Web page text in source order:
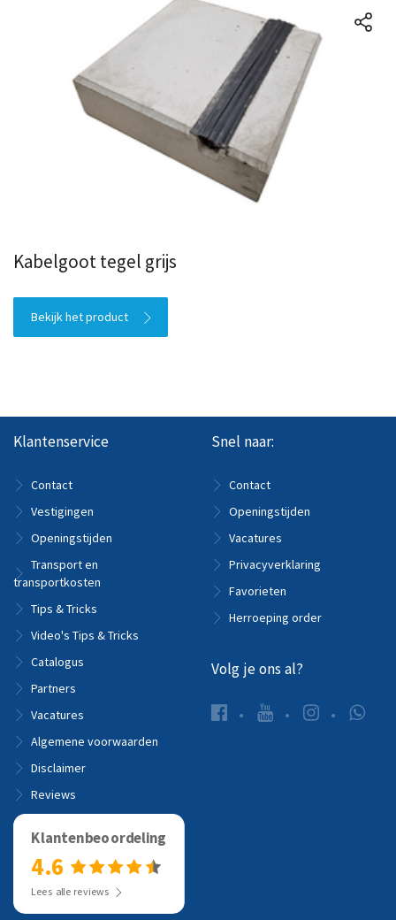
Kabelgoot tegel grijs
Bekijk het product
Klantenservice
Contact
Vestigingen
Openingstijden
Transport en
transportkosten
Tips & Tricks
Video's Tips & Tricks
Catalogus
Partners
Vacatures
Algemene voorwaarden
Disclaimer
Reviews
Snel naar:
Contact
Openingstijden
Vacatures
Privacyverklaring
Favorieten
Herroeping order
Volg je ons al?
Klantenbeoordeling
4.6
Lees alle reviews